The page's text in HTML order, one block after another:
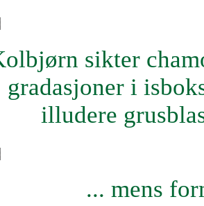
sikter
gradasjoner i
illudere
... mens